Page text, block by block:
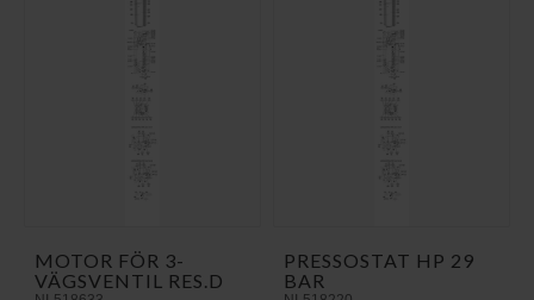
MOTOR FÖR 3-
VÄGSVENTIL RES.D
PRESSOSTAT HP 29
BAR